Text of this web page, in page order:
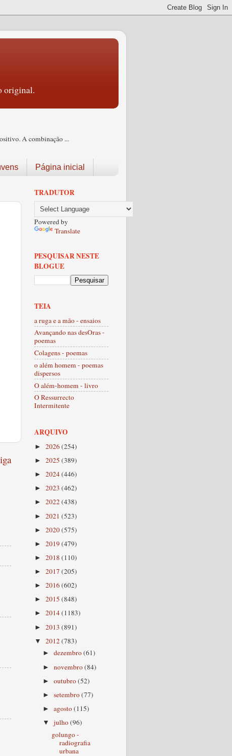
original.
A combinação ...
Página inicial
TRADUTOR
Powered by
Translate
PESQUISAR NESTE
BLOGUE
TEIA
a ruga e a mão - ensaios
Avançando nas desOras -
poemas
Colagens - poemas
o além homem - poemas
dispersos
O além-homem - livro
O Ressurrecto
Intermitente
ARQUIVO
► 2026(254)
► 2025 (389)
► 2024(446)
► 2023 (462)
► 2022(438)
► 2021 (523)
► 2020(575)
► 2019(479)
► 2018 (110)
► 2017 (205)
► 2016(602)
► 2015 (848)
► 2014(1183)
► 2013 (891)
▼ 2012(783)
►dezembro(61)
►novembro(84)
►outubro(52)
►setembro(77)
►agosto(115)
▼julho(96)
golungo -
radiografia
urbana